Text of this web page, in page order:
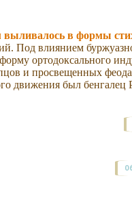
выливалось в формы
Под влиянием
ортодоксального
и просвещенных
движения был